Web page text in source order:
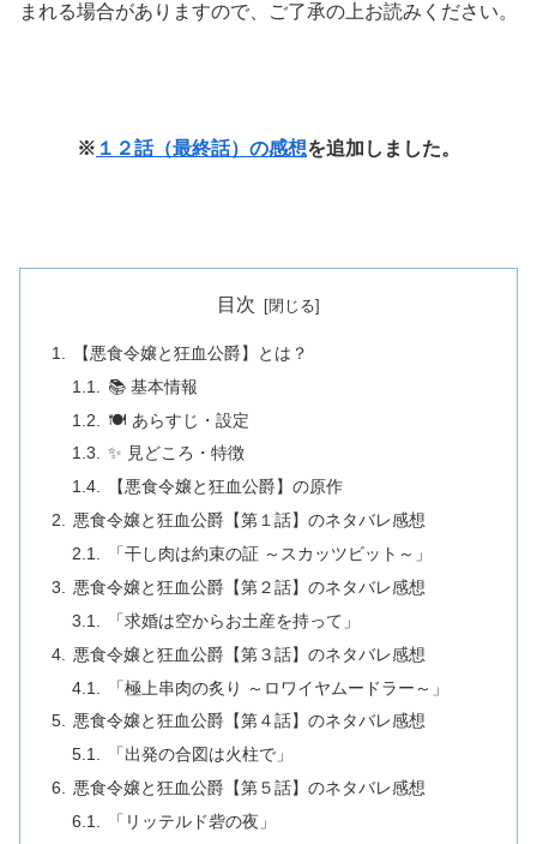
まれる場合がありますので、ご了承の上お読みください。
※ １２話（最終話）の感想を追加しました。
目次
【悪食令嬢と狂血公爵】とは？
📚 基本情報
🍽️ あらすじ・設定
✨ 見どころ・特徴
【悪食令嬢と狂血公爵】の原作
悪食令嬢と狂血公爵【第１話】のネタバレ感想
「干し肉は約束の証 ～スカッツビット～」
悪食令嬢と狂血公爵【第２話】のネタバレ感想
「求婚は空からお土産を持って」
悪食令嬢と狂血公爵【第３話】のネタバレ感想
「極上串肉の炙り ～ロワイヤムードラー～」
悪食令嬢と狂血公爵【第４話】のネタバレ感想
「出発の合図は火柱で」
悪食令嬢と狂血公爵【第５話】のネタバレ感想
「リッテルド砦の夜」